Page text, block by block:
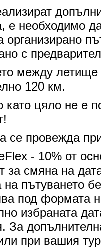
е необходимо
организирано
с
между
120 км.
като цяло не е
се провежда
- 10% от
за смяна на
пътуването
под формата
избраната
За
при вашия